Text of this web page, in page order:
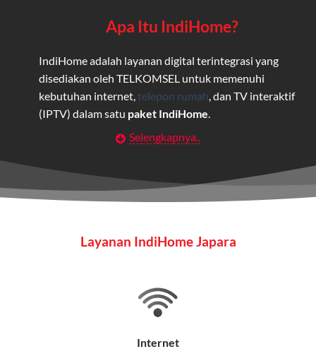
Apa Itu IndiHome?
IndiHome adalah layanan digital terintegrasi yang
disediakan oleh TELKOMSEL untuk memenuhi
kebutuhan internet, telepon rumah , dan TV interaktif
(IPTV) dalam satu paket IndiHome
Layanan Wifi Indihome ini dirancang untuk
maupun individu yang membutuhkan konektivitas dan
hiburan berkualitas tinggi.
pengguna rumah dan bisnis.
stabil, dan memiliki berbagai pilihan paket IndiHome
Selengkapnya..
Layanan IndiHome Japara
Internet